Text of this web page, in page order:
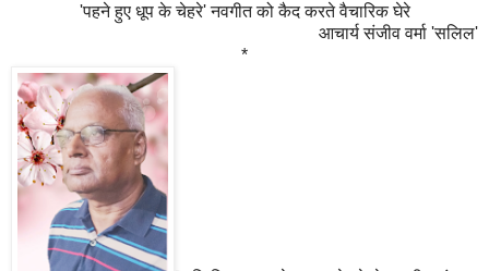
'पहने हुए धूप के चेहरे' नवगीत को कैद करते वैचारिक घेरे
आचार्य संजीव वर्मा 'सलिल'
*